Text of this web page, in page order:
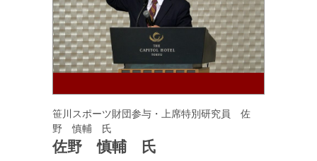
笹川スポーツ財団参与・上席特別研究員 佐
野 慎輔 氏
佐野 慎輔 氏